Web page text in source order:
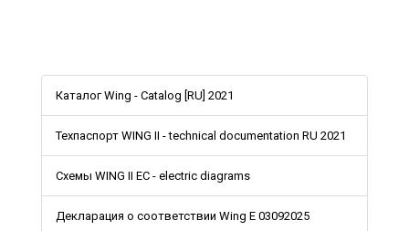
Каталог Wing - Catalog [RU] 2021
Техпаспорт WING II - technical documentation RU 2021
Схемы WING II EC - electric diagrams
Декларация о соответствии Wing E 03092025